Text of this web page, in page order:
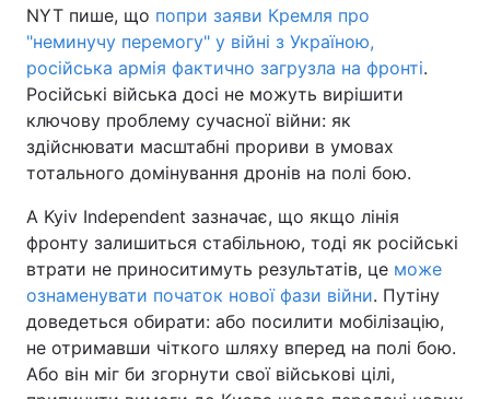
NYT пише, що попри заяви Кремля про
"неминучу перемогу" у війні з Україною,
російська армія фактично загрузла на фронті.
Російські війська досі не можуть вирішити
ключову проблему сучасної війни: як
здійснювати масштабні прориви в умовах
тотального домінування дронів на полі бою.
А Kyiv Independent зазначає, що якщо лінія
фронту залишиться стабільною, тоді як російські
втрати не приноситимуть результатів, це може
ознаменувати початок нової фази війни. Путіну
доведеться обирати: або посилити мобілізацію,
не отримавши чіткого шляху вперед на полі бою.
Або він міг би згорнути свої військові цілі,